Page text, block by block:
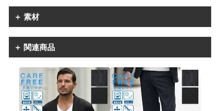
＋ 素材
＋ 関連商品